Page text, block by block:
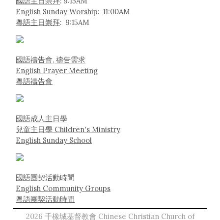
English Sunday Worship: 11:00AM
粵語主日崇拜: 9:15AM
國語禱告會, 禱告需求
English Prayer Meeting
粵語禱告會
國語成人主日學
兒童主日學 Children's Ministry
English Sunday School
國語團契活動時間
English Community Groups
粵語團契活動時間
2026 千橡城基督教會 Chinese Christian Church of